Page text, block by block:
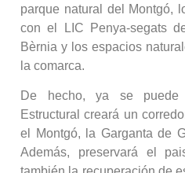
parque natural del Montgó,
con el LIC Penya-segats
Bèrnia y los espacios
la comarca.
De hecho, ya se
Estructural creará un
el Montgó, la Garganta de
Además, preservará el